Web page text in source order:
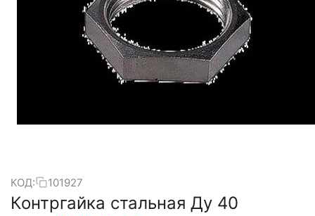
КОД: 101927
Контргайка стальная Ду 40